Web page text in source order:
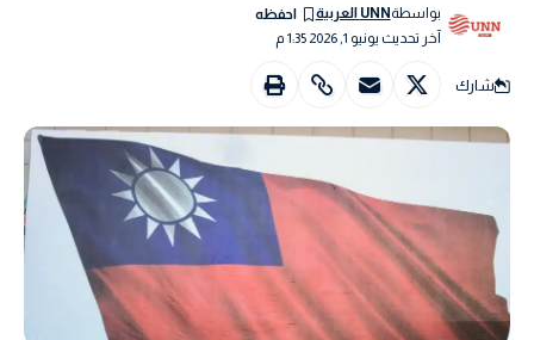
آخر تحديث يونيو 1, 2026 1:35 م
بواسطةUNN العربية
شارك